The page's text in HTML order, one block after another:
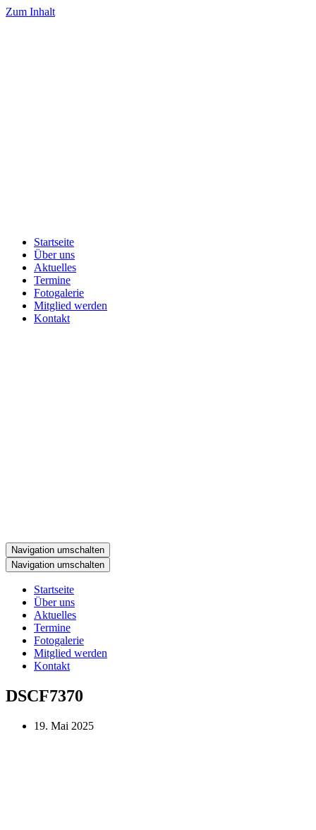
Zum Inhalt
Startseite
Über uns
Aktuelles
Termine
Fotogalerie
Mitglied werden
Kontakt
Navigation umschalten
Navigation umschalten
Startseite
Über uns
Aktuelles
Termine
Fotogalerie
Mitglied werden
Kontakt
DSCF7370
19. Mai 2025